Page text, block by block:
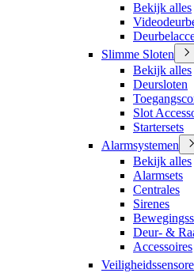
Bekijk alles
Slimme Sloten
Bekijk alles
Deursloten
Slot
Startersets
Alarmsystemen
Bekijk alles
Alarmsets
Centrales
Sirenes
Deur- &
Accessoires